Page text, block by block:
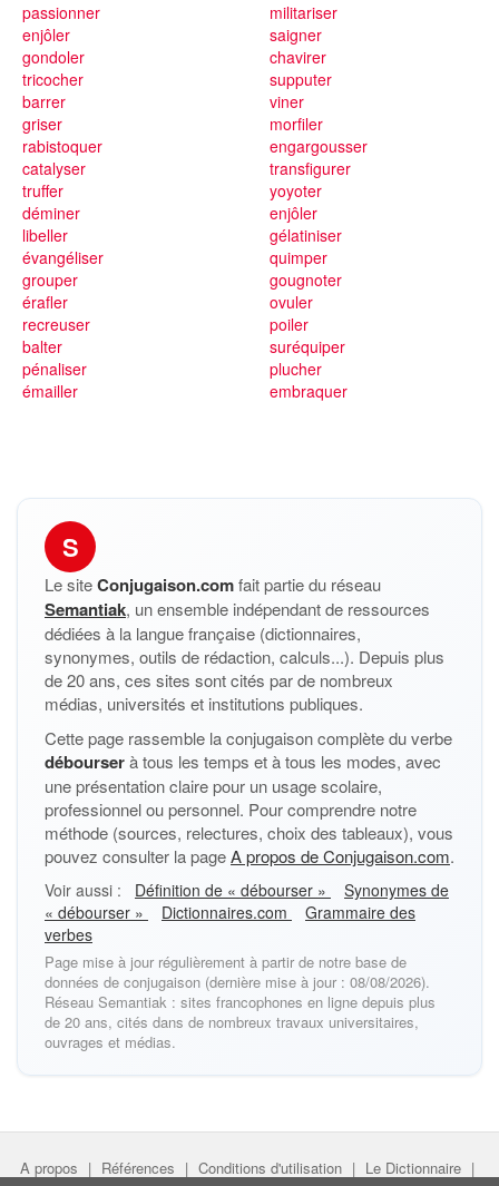
passionner
enjôler
gondoler
tricocher
barrer
griser
rabistoquer
catalyser
truffer
militariser
saigner
chavirer
supputer
viner
morfiler
engargousser
transfigurer
yoyoter
déminer
libeller
évangéliser
grouper
érafler
recreuser
balter
pénaliser
émailler
enjôler
gélatiniser
quimper
gougnoter
ovuler
poiler
suréquiper
plucher
embraquer
S
Le siteConjugaison.comfait partie du réseau
Semantiak, un ensemble indépendant de ressources
dédiées à la langue française (dictionnaires,
synonymes, outils de rédaction, calculs...). Depuis plus
de 20 ans, ces sites sont cités par de nombreux
médias, universités et institutions publiques.
Cette page rassemble la conjugaison complète du verbe
débourserà tous les temps et à tous les modes, avec
une présentation claire pour un usage scolaire,
professionnel ou personnel. Pour comprendre notre
méthode (sources, relectures, choix des tableaux), vous
pouvez consulter la pageA propos de Conjugaison.com.
Voir aussi : Définition de « débourser »
Synonymes de
« débourser »
Dictionnaires.com
Grammaire des
verbes
Page mise à jour régulièrement à partir de notre base de
données de conjugaison (dernière mise à jour : 08/08/2026).
Réseau Semantiak : sites francophones en ligne depuis plus
de 20 ans, cités dans de nombreux travaux universitaires,
ouvrages et médias.
A propos | Références | Conditions d'utilisation | Le Dictionnaire |